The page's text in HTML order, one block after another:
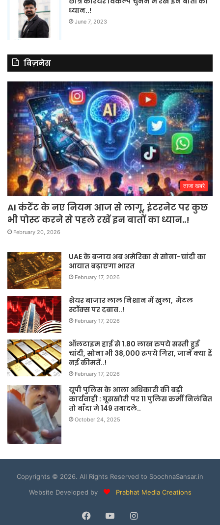
ध्यान..!
June 7, 2023
बिज़नेस
ताजा खबरे
AI कंटेंट के नए नियम आज से लागू, इंटरनेट पर कुछ
भी पोस्ट करने से पहले रखें इन बातों का ध्यान..!
February 20, 2026
UAE के बजाय अब अमेरिका से सोना-चांदी का
आयात बढ़ाएगा भारत
February 17, 2026
शेयर बाजार लाल निशान में खुला, मेटल
स्टॉक्स पर दबाव..!
February 17, 2026
ऑलटाइम हाई से 1.80 लाख रुपये सस्ती हुई
चांदी, सोना भी 38,000 रुपये गिरा, जानें क्या हैं
नई कीमतें..!
February 17, 2026
यूपी पुलिस के आला अधिकारी की बड़ी
कार्यवाही : घूसखोरी पर 11 पुलिस कर्मी निलंबित
तो बाँदा मे 149 तबादले..
October 24, 2025
Copyrights © 2026. All Rights Reserved to SoochnaSansar.in
Website Developed by
Prabhat Media Creations
Facebook
YouTubeInstagram